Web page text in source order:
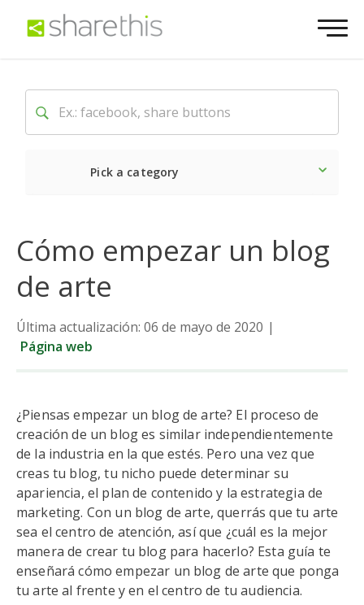
Pick a category
Cómo empezar un blog
de arte
Última actualización: 06 de mayo de 2020 |
Página web
¿Piensas empezar un blog de arte? El proceso de
creación de un blog es similar independientemente
de la industria en la que estés. Pero una vez que
creas tu blog, tu nicho puede determinar su
apariencia, el plan de contenido y la estrategia de
marketing. Con un blog de arte, querrás que tu arte
sea el centro de atención, así que ¿cuál es la mejor
manera de crear tu blog para hacerlo? Esta guía te
enseñará cómo empezar un blog de arte que ponga
tu arte al frente y en el centro de tu audiencia.